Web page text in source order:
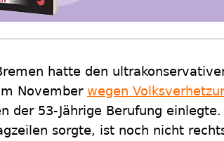
hatte den
November wegen
der 53-Jährige Berufung
sorgte, ist noch nicht